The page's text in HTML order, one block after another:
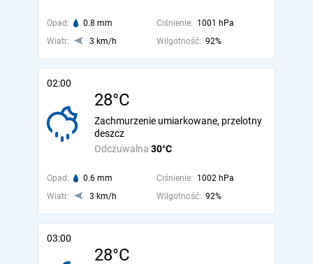
Opad: 0.8 mm Ciśnienie: 1001 hPa
Wiatr:
3 km/h Wilgotność: 92%
02:00
28°C
Odczuwalna 30°C
Zachmurzenie umiarkowane, przelotny
deszcz
Opad: 0.6 mm Ciśnienie: 1002 hPa
Wiatr:
3 km/h Wilgotność: 92%
03:00
28°C